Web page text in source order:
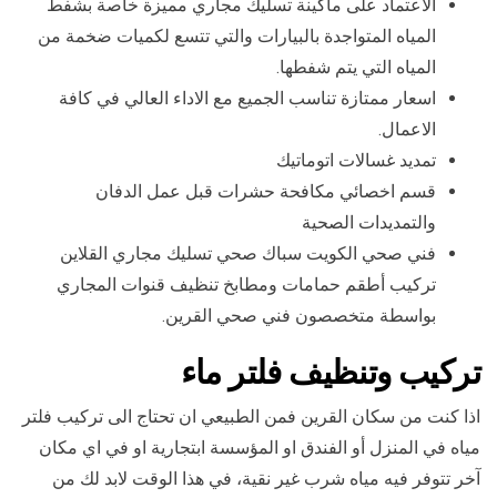
الاعتماد على ماكينة تسليك مجاري مميزة خاصة بشفط
المياه المتواجدة بالبيارات والتي تتسع لكميات ضخمة من
المياه التي يتم شفطها.
اسعار ممتازة تناسب الجميع مع الاداء العالي في كافة
الاعمال.
تمديد غسالات اتوماتيك
قسم اخصائي مكافحة حشرات قبل عمل الدفان
والتمديدات الصحية
فني صحي الكويت سباك صحي تسليك مجاري القلاين
تركيب أطقم حمامات ومطابخ تنظيف قنوات المجاري
بواسطة متخصصون فني صحي القرين.
تركيب وتنظيف فلتر ماء
اذا كنت من سكان القرين فمن الطبيعي ان تحتاج الى تركيب فلتر
مياه في المنزل أو الفندق او المؤسسة ابتجارية او في اي مكان
آخر تتوفر فيه مياه شرب غير نقية، في هذا الوقت لابد لك من